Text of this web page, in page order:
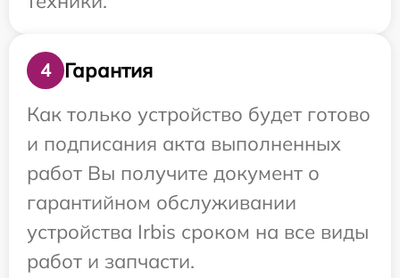
4
Гарантия
Как только устройство будет готово
и подписания акта выполненных
работ Вы получите документ о
гарантийном обслуживании
устройства Irbis сроком на все виды
работ и запчасти.